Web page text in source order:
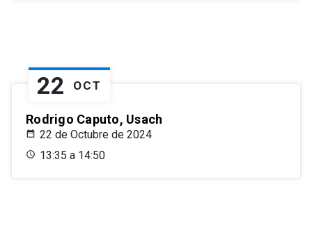
22 OCT
Rodrigo Caputo, Usach
22 de Octubre de 2024
13:35 a 14:50